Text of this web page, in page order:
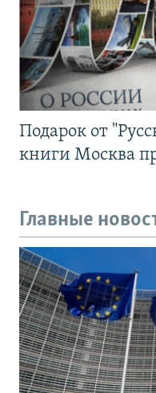
Подарок от
книги Москва
Главные